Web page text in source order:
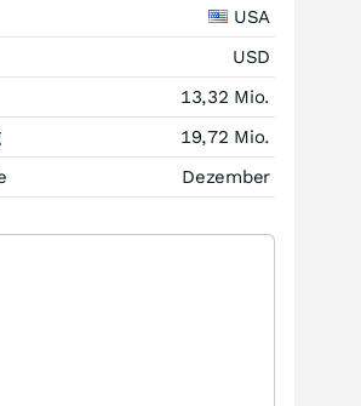
USA
USD
13,32 Mio.
19,72 Mio.
Dezember